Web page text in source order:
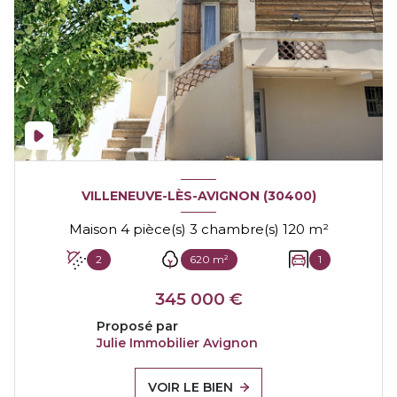
VILLENEUVE-LÈS-AVIGNON (30400)
Maison 4 pièce(s) 3 chambre(s) 120 m²
2 620 m² 1
345 000 €
Proposé par
Julie Immobilier Avignon
VOIR LE BIEN